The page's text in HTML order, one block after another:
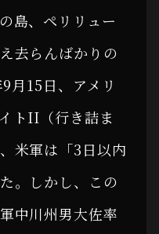
島、ペリリュー
去らんばかりの
月15日、アメリ
トII（行き詰ま
米軍は「3日以内
。しかし、この
中川州男大佐率